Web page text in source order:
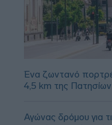
Ένα ζωντανό
4,5 km της Πατησίων
Αγώνας δρόμου για